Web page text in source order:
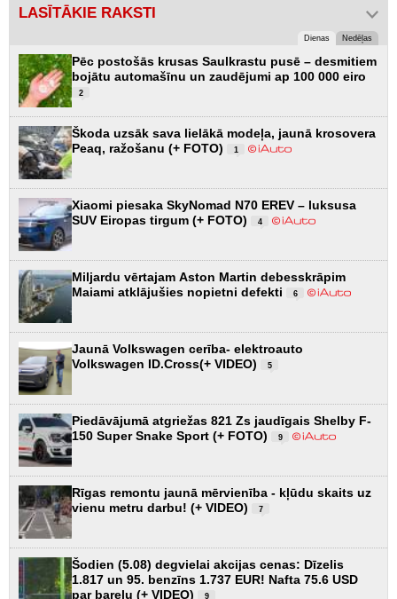
LASĪTĀKIE RAKSTI
Dienas Nedēļas
Pēc postošās krusas Saulkrastu pusē – desmitiem
bojātu automašīnu un zaudējumi ap 100 000 eiro
2
Škoda uzsāk sava lielākā modeļa, jaunā krosovera
Peaq, ražošanu (+ FOTO)
1
Xiaomi piesaka SkyNomad N70 EREV – luksusa
SUV Eiropas tirgum (+ FOTO)
4
Miljardu vērtajam Aston Martin debesskrāpim
Maiami atklājušies nopietni defekti
6
Jaunā Volkswagen cerība- elektroauto
Volkswagen ID.Cross(+ VIDEO)
5
Piedāvājumā atgriežas 821 Zs jaudīgais Shelby F-
150 Super Snake Sport (+ FOTO)
9
Rīgas remontu jaunā mērvienība - kļūdu skaits uz
vienu metru darbu! (+ VIDEO)
7
Šodien (5.08) degvielai akcijas cenas: Dīzelis
1.817 un 95. benzīns 1.737 EUR! Nafta 75.6 USD
par barelu (+ VIDEO)
9